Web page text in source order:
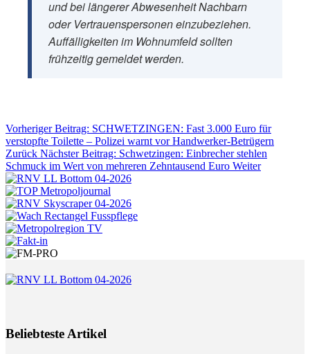
und bei längerer Abwesenheit Nachbarn
oder Vertrauenspersonen einzubeziehen.
Auffälligkeiten im Wohnumfeld sollten
frühzeitig gemeldet werden.
Vorheriger Beitrag: SCHWETZINGEN: Fast 3.000 Euro für
verstopfte Toilette – Polizei warnt vor Handwerker-Betrügern
Zurück Nächster Beitrag: Schwetzingen: Einbrecher stehlen
Schmuck im Wert von mehreren Zehntausend Euro Weiter
Beliebteste Artikel